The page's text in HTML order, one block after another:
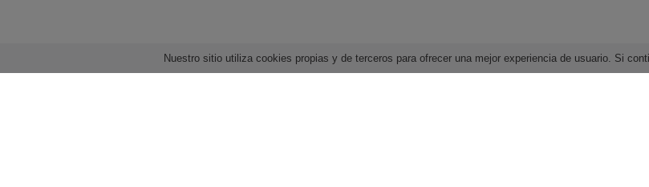
Nuestro sitio utiliza cookies propias y de terceros para ofrecer una mejor experiencia de usuario. Si